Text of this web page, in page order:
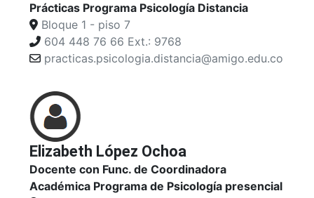
Prácticas Programa Psicología Distancia
Bloque 1 - piso 7
604 448 76 66 Ext.: 9768
practicas.psicologia.distancia@amigo.edu.co
Elizabeth López Ochoa
Docente con Func. de Coordinadora
Académica Programa de Psicología presencial